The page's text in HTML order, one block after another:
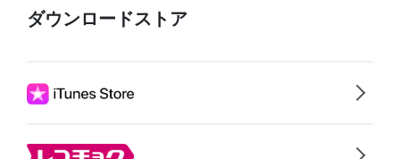
ダウンロードストア